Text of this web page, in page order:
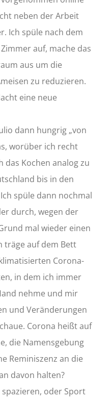
neben der Arbeit
Ich spüle nach dem
auf, mache das
aus um die
zu reduzieren.
eine neue
dann hungrig „von
worüber ich recht
das Kochen analog zu
bis in den
spüle dann nochmal
durch, wegen der
mal wieder einen
träge auf dem Bett
Corona-
in dem ich immer
nehme und mir
und Veränderungen
Corona heißt auf
die Namensgebung
Reminiszenz an die
davon halten?
oder Sport